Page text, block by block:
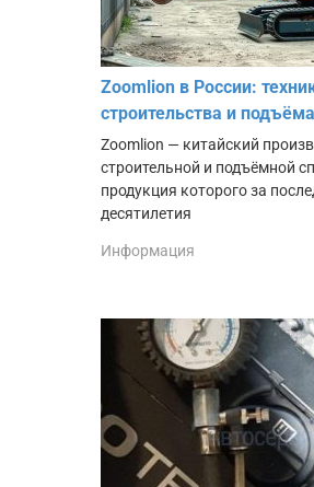
Zoomlion в России:
строительства и подъёма
Zoomlion — китайский
строительной и подъёмной
продукция которого за
десятилетия
Информация